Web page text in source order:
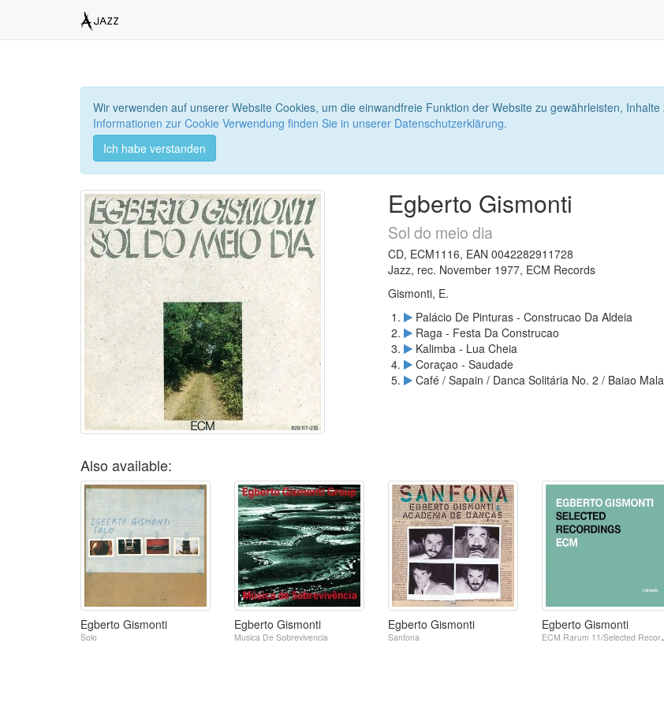
Wir verwenden auf unserer Website Cookies, um die einwandfreie Funktion der Website zu gewährleisten,
Informationen zur Cookie Verwendung finden Sie in unserer Datenschutzerklärung.
Ich habe verstanden
Egberto Gismonti
Sol do meio dia
CD, ECM1116, EAN 0042282911728
Jazz, rec. November 1977, ECM Records
Gismonti, E.
Palácio De Pinturas - Construcao Da Aldeia
Raga - Festa Da Construcao
Kalimba - Lua Cheia
Coraçao - Saudade
Café / Sapain / Danca Solitária No. 2 / Baiao
Also available:
Egberto Gismonti
Solo
Egberto Gismonti
Musica De Sobrevivencia
Egberto Gismonti
Sanfona
Egberto Gismonti
ECM Rarum 11/Selected Recordings